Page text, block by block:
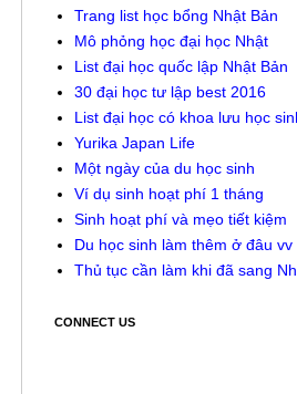
Trang list học bổng Nhật Bản
Mô phỏng học đại học Nhật
List đại học quốc lập Nhật Bản
30 đại học tư lập best 2016
List đại học có khoa lưu học
Yurika Japan Life
Một ngày của du học sinh
Ví dụ sinh hoạt phí 1 tháng
Sinh hoạt phí và mẹo tiết kiệm
Du học sinh làm thêm ở đâu vv
Thủ tục cần làm khi đã sang
CONNECT US